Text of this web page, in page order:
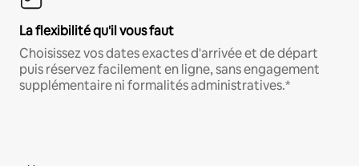
La flexibilité qu'il vous faut
Choisissez vos dates exactes d'arrivée et de départ
puis réservez facilement en ligne, sans engagement
supplémentaire ni formalités administratives.*